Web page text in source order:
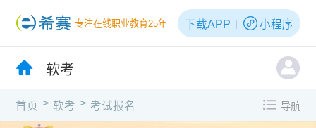
专注在线职业教育25年 下载APP 小程序
软考
首页 > 软考 > 考试报名 导航